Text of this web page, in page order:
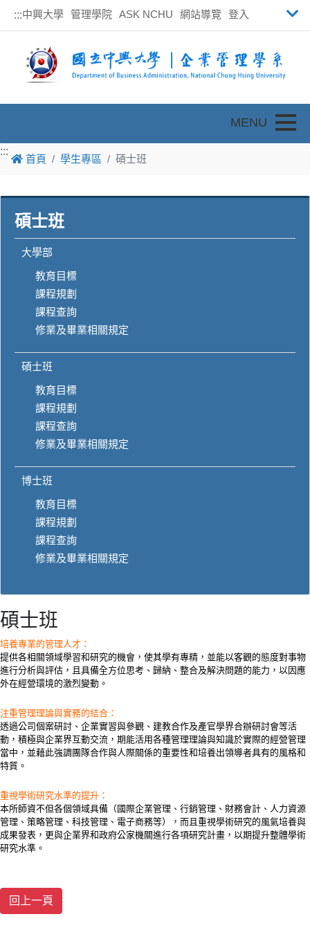
:::中興大學 管理學院 ASK NCHU 網站導覽 登入
:::
首頁 學生專區 碩士班
碩士班
大學部
教育目標
課程規劃
課程查詢
修業及畢業相關規定
碩士班
教育目標
課程規劃
課程查詢
修業及畢業相關規定
博士班
教育目標
課程規劃
課程查詢
修業及畢業相關規定
碩士班
培養專業的管理人才：
提供各相關領域學習和研究的機會，使其學有專精，並能以客觀的態度對事物
進行分析與評估，且具備全方位思考、歸納、整合及解決問題的能力，以因應
外在經營環境的激烈變動。
注重管理理論與實務的結合：
透過公司個案研討、企業實習與參觀、建教合作及產官學界合辦研討會等活
動，積極與企業界互動交流，期能活用各種管理理論與知識於實際的經營管理
當中，並藉此強調團隊合作與人際關係的重要性和培養出領導者具有的風格和
特質。
重視學術研究水準的提升：
本所師資不但各個領域具備（國際企業管理、行銷管理、財務會計、人力資源
管理、策略管理、科技管理、電子商務等），而且重視學術研究的風氣培養與
成果發表，更與企業界和政府公家機關進行各項研究計畫，以期提升整體學術
研究水準。